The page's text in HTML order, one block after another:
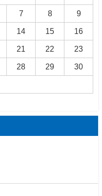
7 8 9
14 15 16
21 22 23
28 29 30